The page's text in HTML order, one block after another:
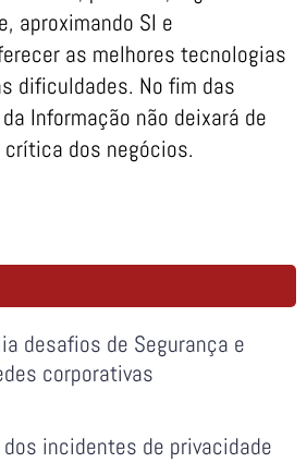
aproximando SI e
as melhores tecnologias
dificuldades. No fim das
Informação não deixará de
dos negócios.
desafios de Segurança e
corporativas
incidentes de privacidade